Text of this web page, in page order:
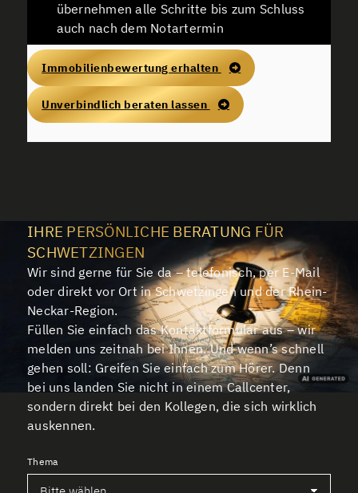
übernehmen alle Schritte bis zum Schluss
auch nach dem Notartermin
Immobilienbewertung erhalten
Unverbindlich beraten lassen
IHRE PERSÖNLICHE BERATUNG FÜR
SCHWETZINGEN
Wir sind gerne für Sie da – telefonisch, per E-Mail
oder direkt vor Ort in Schwetzingen und der Rhein-
Neckar-Region.
Füllen Sie einfach das Kontaktformular aus – wir
melden uns zeitnah bei Ihnen. Und wenn’s schnell
gehen soll: Greifen Sie einfach zum Hörer. Denn
bei uns landen Sie nicht in einem Callcenter,
sondern direkt bei den Kollegen, die sich wirklich
auskennen.
Thema